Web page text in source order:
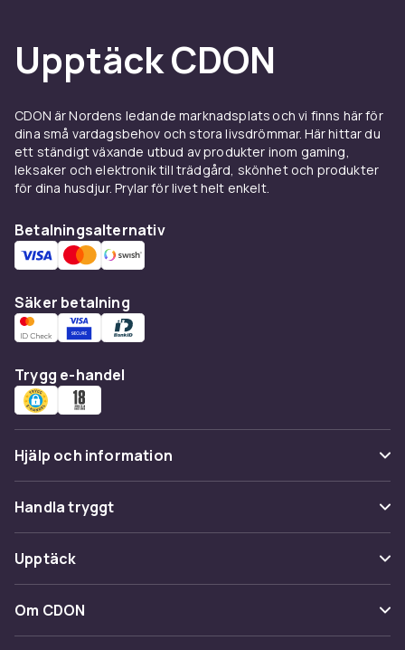
Upptäck CDON
CDON är Nordens ledande marknadsplats och vi finns här för
dina små vardagsbehov och stora livsdrömmar. Här hittar du
ett ständigt växande utbud av produkter inom gaming,
leksaker och elektronik till trädgård, skönhet och produkter
för dina husdjur. Prylar för livet helt enkelt.
Betalningsalternativ
Säker betalning
Trygg e-handel
Hjälp och information
Vanliga frågor
Spåra paket
Ångra & Returnera här
Kundservice
Handla tryggt
Betalning
Leverans
Upptäck
Kategorier
Varumärken
Om CDON